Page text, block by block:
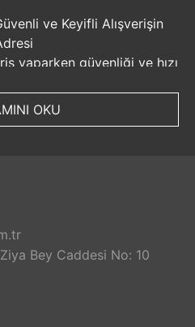
ve Keyifli Alışverişin
yaparken güvenliği ve hızı
sunduğu bir dizi
çıkmaktadır.
ve güvenli ödeme
yapabilirsiniz. Sizin
olduğunu bilerek,
hale getirebilirsiniz.
verdiğiniz ürünler, aynı
bir şekilde ulaştırılır. Bu
sahip olabilirsiniz.
OKU
Bey Caddesi No: 10